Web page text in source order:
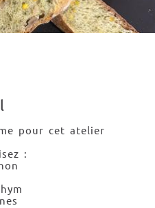
pour cet atelier
: